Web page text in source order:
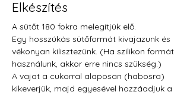
Elkészítés
A sütőt 180 fokra melegítjük elő.
Egy hosszúkás sütőformát kivajazunk és
vékonyan kilisztezünk. (Ha szilikon formát
használunk, akkor erre nincs szükség.)
A vajat a cukorral alaposan (habosra)
kikeverjük, majd egyesével hozzáadjuk a